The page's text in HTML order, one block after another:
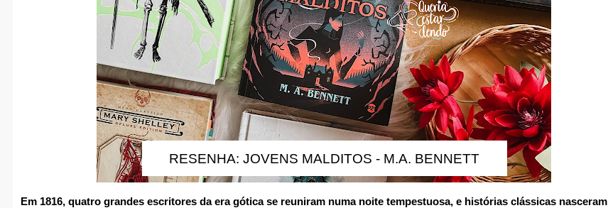
RESENHA: JOVENS MALDITOS - M.A. BENNETT
Em 1816, quatro grandes escritores da era gótica se reuniram numa noite tempestuosa, e histórias clássicas nasceram